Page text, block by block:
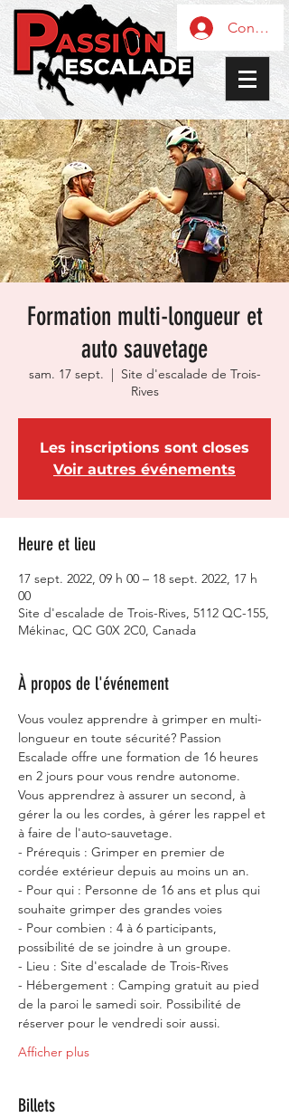
Formation multi-longueur et
auto sauvetage
sam. 17 sept.
  |
Site d'escalade de Trois-
Rives
Les inscriptions sont closes
Voir autres événements
Heure et lieu
17 sept. 2022, 09 h 00 – 18 sept. 2022, 17 h
00
Site d'escalade de Trois-Rives, 5112 QC-155,
Mékinac, QC G0X 2C0, Canada
À propos de l'événement
Vous voulez apprendre à grimper en multi-
longueur en toute sécurité? Passion
Escalade offre une formation de 16 heures
en 2 jours pour vous rendre autonome.
Vous apprendrez à assurer un second, à
gérer la ou les cordes, à gérer les rappel et
à faire de l'auto-sauvetage.
- Prérequis : Grimper en premier de
cordée extérieur depuis au moins un an.
- Pour qui : Personne de 16 ans et plus qui
souhaite grimper des grandes voies
- Pour combien : 4 à 6 participants,
possibilité de se joindre à un groupe.
- Lieu : Site d'escalade de Trois-Rives
- Hébergement : Camping gratuit au pied
de la paroi le samedi soir. Possibilité de
réserver pour le vendredi soir aussi.
Afficher plus
Billets